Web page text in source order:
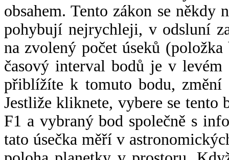
obsahem. Tento zákon se někdy
pohybují nejrychleji, v odsluní
na zvolený počet úseků
časový interval bodů je v
přiblížíte k tomuto bodu,
Jestliže kliknete, vybere se tento
F1 a vybraný bod společně s
tato úsečka měří v